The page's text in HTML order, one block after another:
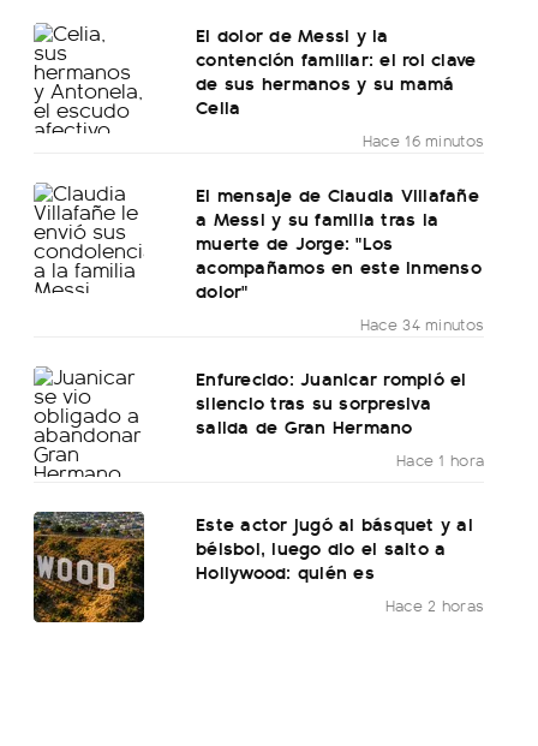
El dolor de Messi y la
contención familiar: el rol clave
de sus hermanos y su mamá
Celia
Hace 16 minutos
El mensaje de Claudia Villafañe
a Messi y su familia tras la
muerte de Jorge: "Los
acompañamos en este inmenso
dolor"
Hace 34 minutos
Enfurecido: Juanicar rompió el
silencio tras su sorpresiva
salida de Gran Hermano
Hace 1 hora
Este actor jugó al básquet y al
béisbol, luego dio el salto a
Hollywood: quién es
Hace 2 horas